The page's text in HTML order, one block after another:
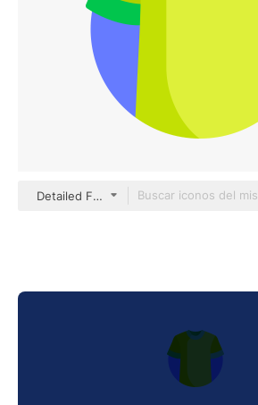
Detailed Flat Circular Flat